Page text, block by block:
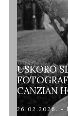
USKORO
CANZIAN
26.02.2026. -